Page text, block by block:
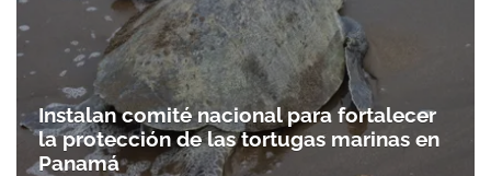
Instalan comité nacional para fortalecer
la protección de las tortugas marinas en
Panamá